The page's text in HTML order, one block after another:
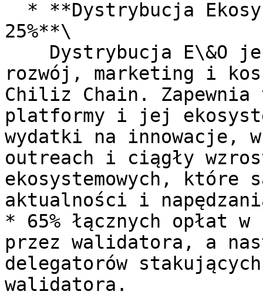
25%**\
rozwój, marketing i
Chiliz Chain. Zapewnia
platformy i jej
wydatki na innowacje,
outreach i ciągły
ekosystemowych, które
aktualności i
* 65% łącznych opłat
przez walidatora, a
delegatorów
walidatora.